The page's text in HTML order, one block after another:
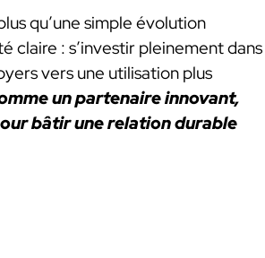
qu’une simple évolution
claire : s’investir pleinement dans
vers une utilisation plus
un partenaire innovant,
bâtir une relation durable